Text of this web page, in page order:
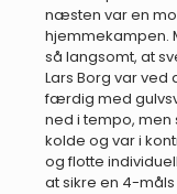
næsten var en
hjemmekampen.
så langsomt, at
Lars Borg var ved
færdig med
ned i tempo,
kolde og var i
og flotte
at sikre en 4-måls